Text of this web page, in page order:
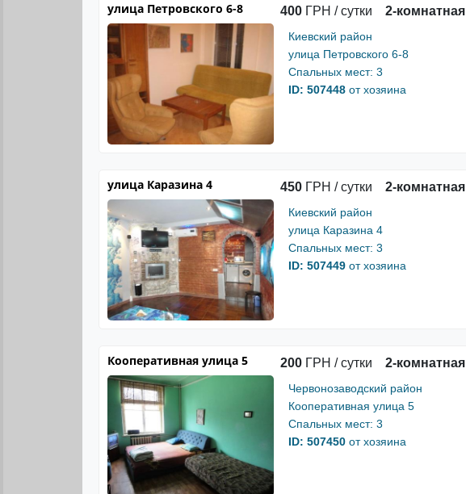
улица Петровского 6-8 400 ГРН / сутки 2-комнатная
Киевский район
улица Петровского 6-8
Спальных мест: 3
ID: 507448 от хозяина
улица Каразина 4 450 ГРН / сутки 2-комнатная
Киевский район
улица Каразина 4
Спальных мест: 3
ID: 507449 от хозяина
Кооперативная улица 5 200 ГРН / сутки 2-комнатная
Червонозаводский район
Кооперативная улица 5
Спальных мест: 3
ID: 507450 от хозяина